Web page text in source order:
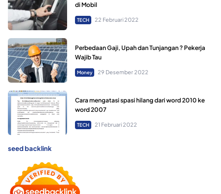
di Mobil
TECH 22 Februari 2022
Perbedaan Gaji, Upah dan Tunjangan ? Pekerja
Wajib Tau
Money 29 Desember 2022
Cara mengatasi spasi hilang dari word 2010 ke
word 2007
TECH 21 Februari 2022
seed backlink